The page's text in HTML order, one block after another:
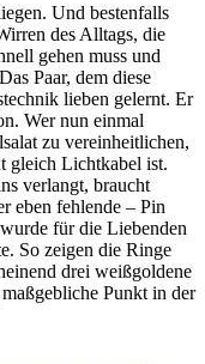
Und bestenfalls
des Alltags, die
gehen muss und
Paar, dem diese
lieben gelernt. Er
Wer nun einmal
zu vereinheitlichen,
gleich Lichtkabel ist.
verlangt, braucht
eben fehlende – Pin
für die Liebenden
So zeigen die Ringe
drei weißgoldene
Punkt in der